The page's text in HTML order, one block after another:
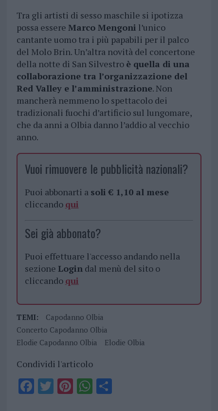
Tra gli artisti di sesso maschile si ipotizza
possa essere Marco Mengoni l’unico
cantante uomo tra i più papabili per il palco
del Molo Brin. Un’altra novità del concertone
della notte di San Silvestro è quella di una
collaborazione tra l’organizzazione del
Red Valley e l’amministrazione. Non
mancherà nemmeno lo spettacolo dei
tradizionali fuochi d’artificio sul lungomare,
che da anni a Olbia danno l’addio al vecchio
anno.
Vuoi rimuovere le pubblicità nazionali?
Puoi abbonarti a soli € 1,10 al mese
cliccando qui
Sei già abbonato?
Puoi effettuare l'accesso andando nella
sezione Logindal menù del sito o
cliccando qui
TEMI:
Capodanno Olbia
Concerto Capodanno Olbia
Elodie Capodanno Olbia
Elodie Olbia
Condividi l'articolo
F T PiWS